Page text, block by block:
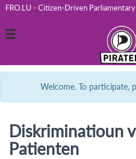
FRO.LU - Citizen-Driven
Toggle
Welcome. To participate,
Diskriminatioun
Patienten